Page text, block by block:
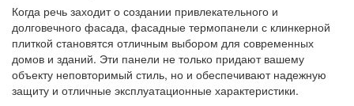
Когда речь заходит о создании привлекательного и
долговечного фасада, фасадные термопанели с клинкерной
плиткой становятся отличным выбором для современных
домов и зданий. Эти панели не только придают вашему
объекту неповторимый стиль, но и обеспечивают надежную
защиту и отличные эксплуатационные характеристики.